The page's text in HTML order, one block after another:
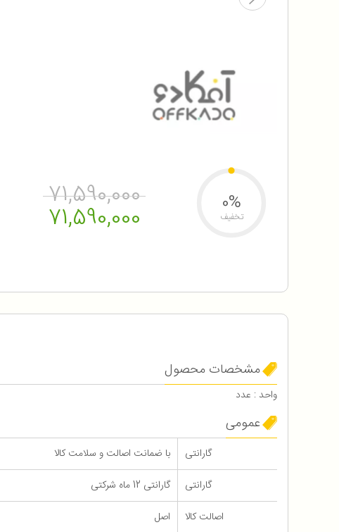
71,590,000
71,590,000 0%
تخفیف
مشخصات محصول
واحد : عدد
عمومی
گارانتی
با ضمانت اصالت و سلامت کالا
گارانتی
گارانتی 12 ماه شرکتی
اصالت کالا
اصل